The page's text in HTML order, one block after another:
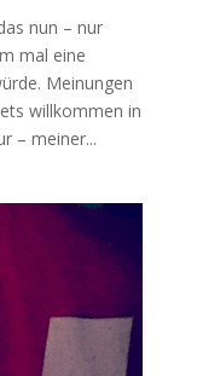
nun – nur
mal eine
Meinungen
willkommen in
– meiner...